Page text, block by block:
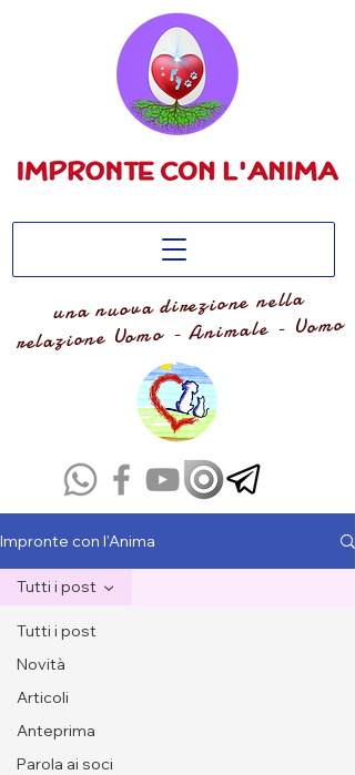
una nuova direzione nella
relazione Uomo - Animale - Uomo
Impronte con l'Anima
Tutti i post
Novità
Articoli
Anteprima
Parola ai soci
Tutti i post